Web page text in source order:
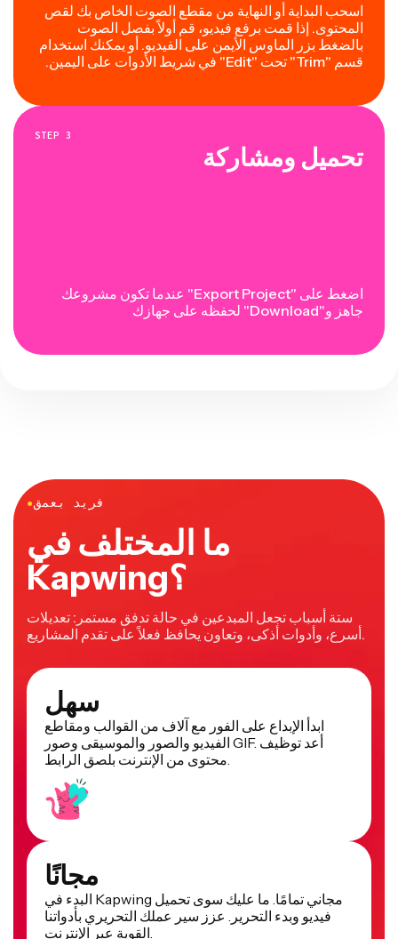
اسحب البداية أو النهاية من مقطع الصوت الخاص بك لقص
المحتوى. إذا قمت برفع فيديو، قم أولاً بفصل الصوت
بالضغط بزر الماوس الأيمن على الفيديو. أو يمكنك استخدام
قسم "Trim" تحت "Edit" في شريط الأدوات على اليمين.
STEP 3
تحميل ومشاركة
اضغط على "Export Project" عندما تكون مشروعك
جاهز و"Download" لحفظه على جهازك
●فريد بعمق
ما المختلف في
Kapwing؟
ستة أسباب تجعل المبدعين في حالة تدفق مستمر: تعديلات
أسرع، وأدوات أذكى، وتعاون يحافظ فعلاً على تقدم المشاريع.
سهل
ابدأ الإبداع على الفور مع آلاف من القوالب ومقاطع
الفيديو والصور والموسيقى وصور GIF. أعد توظيف
مجانًا
البدء في Kapwing مجاني تمامًا. ما عليك سوى تحميل
فيديو وبدء التحرير. عزز سير عملك التحريري بأدواتنا